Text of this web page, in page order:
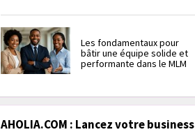
Les fondamentaux pour
bâtir une équipe solide et
performante dans le MLM
AHOLIA.COM : Lancez votre business